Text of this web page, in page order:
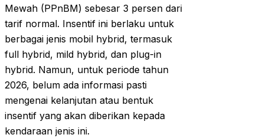
Mewah (PPnBM) sebesar 3 persen dari
tarif normal. Insentif ini berlaku untuk
berbagai jenis mobil hybrid, termasuk
full hybrid, mild hybrid, dan plug-in
hybrid. Namun, untuk periode tahun
2026, belum ada informasi pasti
mengenai kelanjutan atau bentuk
insentif yang akan diberikan kepada
kendaraan jenis ini.